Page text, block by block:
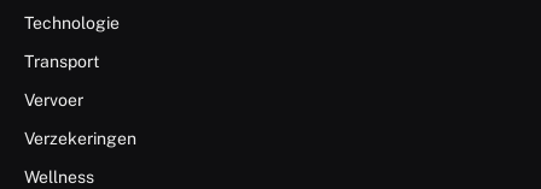
Technologie
Transport
Vervoer
Verzekeringen
Wellness